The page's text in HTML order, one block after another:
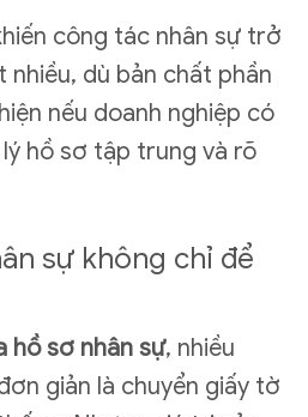
công tác nhân sự trở
nhiều, dù bản chất phần
nếu doanh nghiệp có
hồ sơ tập trung và rõ
sự không chỉ để
hồ sơ nhân sự, nhiều
giản là chuyển giấy tờ